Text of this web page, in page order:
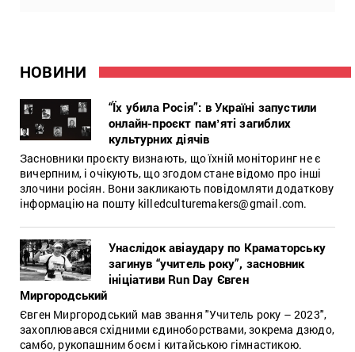
НОВИНИ
“Їх убила Росія”: в Україні запустили
онлайн-проєкт памʼяті загиблих
культурних діячів
Засновники проєкту визнають, що їхній моніторинг не є
вичерпним, і очікують, що згодом стане відомо про інші
злочини росіян. Вони закликають повідомляти додаткову
інформацію на пошту killedculturemakers@gmail.com.
Унаслідок авіаудару по Краматорську
загинув “учитель року”, засновник
ініціативи Run Day Євген
Миргородський
Євген Миргородський мав звання "Учитель року – 2023",
захоплювався східними єдиноборствами, зокрема дзюдо,
самбо, рукопашним боєм і китайською гімнастикою.